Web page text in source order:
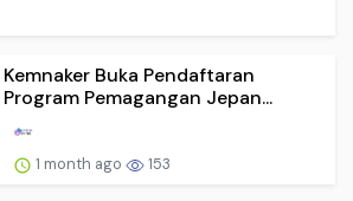
Kemnaker Buka Pendaftaran
Program Pemagangan Jepan...
1 month ago 153